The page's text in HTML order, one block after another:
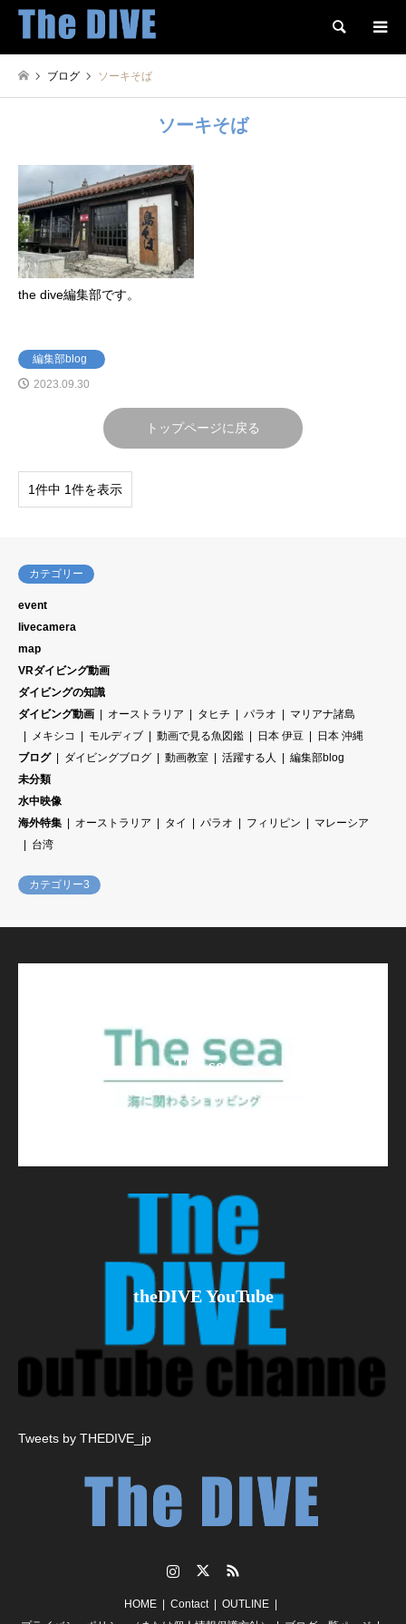
検索
ブログ ソーキそば
ソーキそば
the dive編集部です。
編集部blog
2023.09.30
トップページに戻る
1件中 1件を表示
カテゴリー
event
livecamera
map
VRダイビング動画
ダイビングの知識
ダイビング動画
オーストラリア タヒチ パラオ
マリアナ諸島
メキシコ
モルディブ 動画で見る魚図鑑 日本 伊豆
日本 沖縄
ブログ
ダイビングブログ 動画教室 活躍する人
編集部blog
未分類
水中映像
海外特集
オーストラリア タイ パラオ フィリピン
マレーシア
台湾
カテゴリー3
The sea
theDIVE YouTube
Tweets by THEDIVE_jp
HOME Contact
OUTLINE